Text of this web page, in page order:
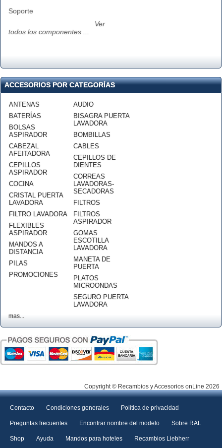
Soporte
Ver
todos los componentes ...
ACCESORIOS POR CATEGORÍAS
ANTENAS
BATERÍAS
BOLSAS
ASPIRADOR
CABEZAL
AFEITADORA
CEPILLOS
ASPIRADOR
COCINA
CRISTAL PUERTA
LAVADORA
FILTRO LAVADORA
FLEXIBLES
ASPIRADOR
MANDOS A
DISTANCIA
PILAS
PROMOCIONES
AUDIO
BISAGRA PUERTA
LAVADORA
BOMBILLAS
CABLES
CEPILLOS DE
DIENTES
CORREAS
LAVADORAS-
SECADORAS
FILTROS
FILTROS
ASPIRADOR
GOMAS
ESCOTILLA
LAVADORA
MANETA DE
PUERTA
PLATOS
MICROONDAS
SEGURO PUERTA
LAVADORA
mas...
Copyright © Recambios y Accesorios onLine 2026
Contacto Condiciones generales Política de privacidad
Preguntas frecuentes Encontrar nombre del modelo Sobre RAL
Shop Ayuda Mandos para hoteles Recambios Liebherr